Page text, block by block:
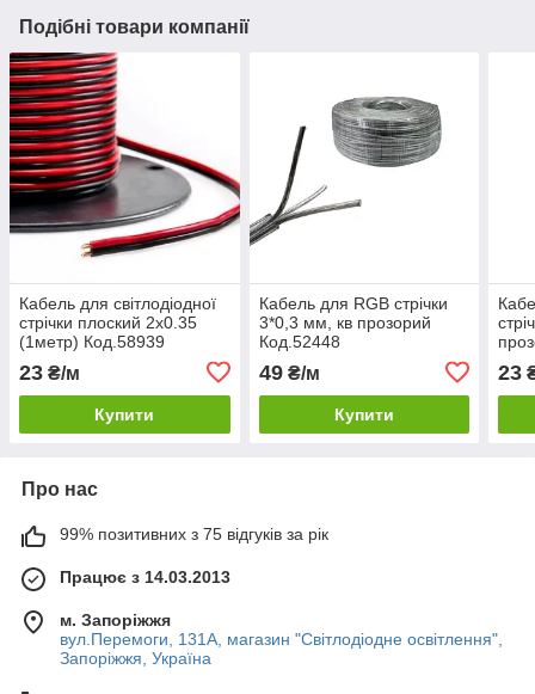
Подібні товари компанії
Кабель для світлодіодної
стрічки плоский 2х0.35
(1метр) Код.58939
23 ₴/м
Купити
Кабель для RGB стрічки
3*0,3 мм, кв прозорий
Код.52448
49₴/м
Купити
23
Про нас
99% позитивних з 75 відгуків за рік
Працює з 14.03.2013
м. Запоріжжя
вул.Перемоги, 131А, магазин "Світлодіодне освітлення",
Запоріжжя, Україна